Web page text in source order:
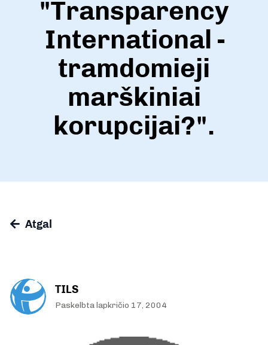
"Transparency
International -
tramdomieji
marškiniai
korupcijai?".
Atgal
TILS
Paskelbta lapkričio 17, 2004